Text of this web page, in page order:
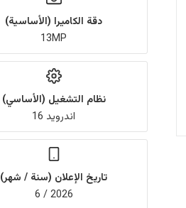
دقة الكاميرا (الأساسية)
13MP
نظام التشغيل (الأساسي)
اندرويد 16
تاريخ الإعلان (سنة / شهر)
2026 / 6